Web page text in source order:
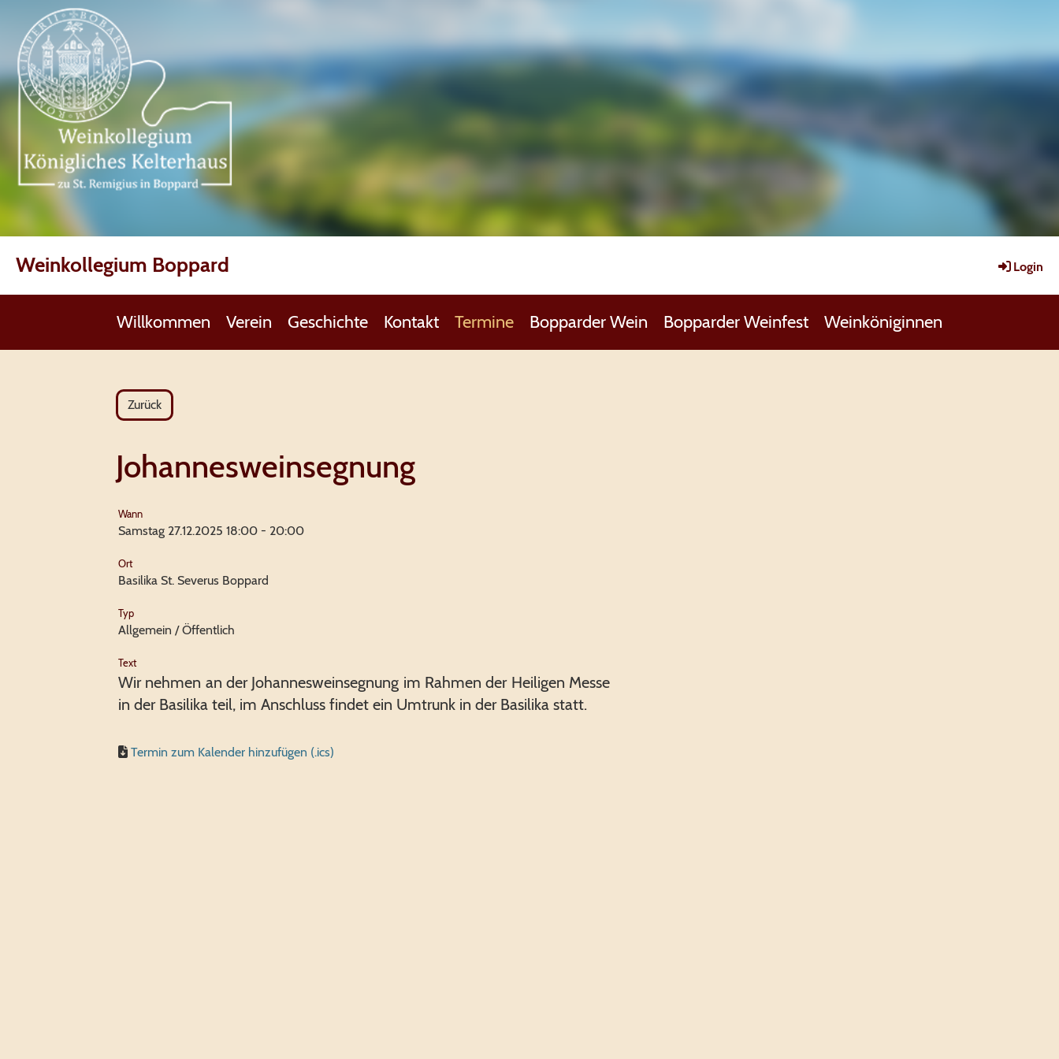
Weinkollegium Boppard Login
Willkommen Verein Geschichte Kontakt Termine Bopparder Wein Bopparder Weinfest Weinköniginnen
Zurück
Johannesweinsegnung
Wann
Samstag 27.12.2025 18:00 - 20:00
Ort
Basilika St. Severus Boppard
Typ
Allgemein / Öffentlich
Text
Wir nehmen an der Johannesweinsegnung im Rahmen der Heiligen Messe
in der Basilika teil, im Anschluss findet ein Umtrunk in der Basilika statt.
Termin zum Kalender hinzufügen (.ics)